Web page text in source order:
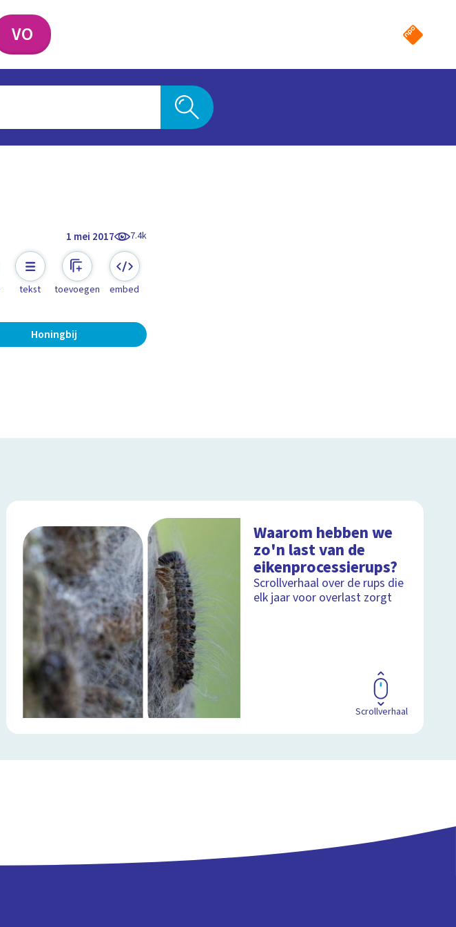
VO
1 mei 2017 7.4k
tekst toevoegen embed
Honingbij
Waarom hebben we
zo'n last van de
eikenprocessierups?
Scrollverhaal over de rups die
elk jaar voor overlast zorgt
Scrollverhaal